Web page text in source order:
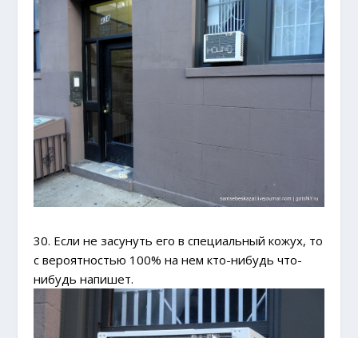
30. Если не засунуть его в специальный кожух, то
с вероятностью 100% на нем кто-нибудь что-
нибудь напишет.